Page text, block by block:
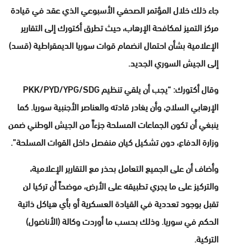
جاء ذلك خلال المؤتمر الصحفي الأسبوعي الذي عقد في قيادة
مركز التميز لمكافحة الإرهاب، حيث تطرق أكتورك إلى التقارير
الإعلامية بشأن احتمال انضمام قوات سوريا الديمقراطية (قسد)
إلى الجيش السوري الجديد.
وقال أكتورك: “يجب أن يلقي تنظيم PKK/PYD/YPG/SDG
الإرهابي السلاح، وأن يغادر قادته والعناصر الأجنبية سوريا. كما
ينبغي أن تكون الجماعات المسلحة جزءاً من الجيش الوطني ضمن
وزارة الدفاع، دون تشكيل كيان منفصل داخل القوات المسلحة”.
وأضاف أن على الجميع التعامل بحذر مع التقارير الإعلامية،
والتركيز على ما يجري تطبيقه على الأرض، موضحاً أن تركيا لن
تقبل بوجود تعددية في القيادة العسكرية أو بأي هياكل ذاتية
الحكم في سوريا. وذلك بحسب ما أوردت وكالة (الأناضول)
التركية.